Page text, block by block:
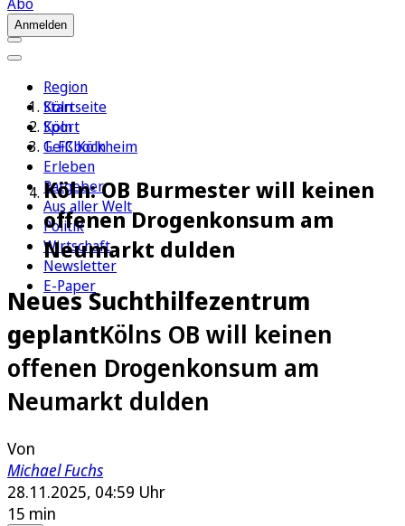
Anmelden
Region
Köln
Sport
1. FC Köln
Erleben
Ratgeber
Aus aller Welt
Politik
Wirtschaft
Newsletter
E-Paper
Startseite
Köln
Geißbockheim
Köln: OB Burmester will keinen
offenen Drogenkonsum am
Neumarkt dulden
Neues Suchthilfezentrum
geplantKölns OB will keinen
offenen Drogenkonsum am
Neumarkt dulden
Von
Michael Fuchs
28.11.2025, 04:59 Uhr
15 min